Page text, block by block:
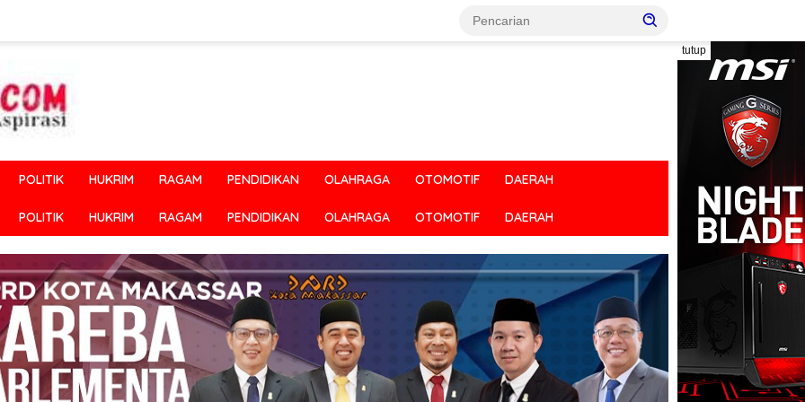
tutup
POLITIK HUKRIM RAGAM PENDIDIKAN OLAHRAGA OTOMOTIF DAERAH
POLITIK HUKRIM RAGAM PENDIDIKAN OLAHRAGA OTOMOTIF DAERAH